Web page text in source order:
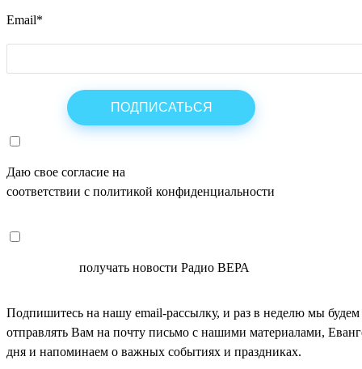
Email*
Даю свое согласие на
соответствии с политикой конфиденциальности
получать новости Радио ВЕРА
Подпишитесь на нашу email-рассылку, и раз в неделю мы будем
отправлять Вам на почту письмо с нашими материалами,
дня и напоминаем о важных событиях и праздниках.